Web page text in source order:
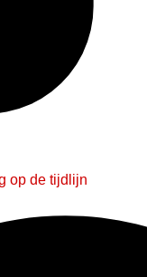
op de tijdlijn